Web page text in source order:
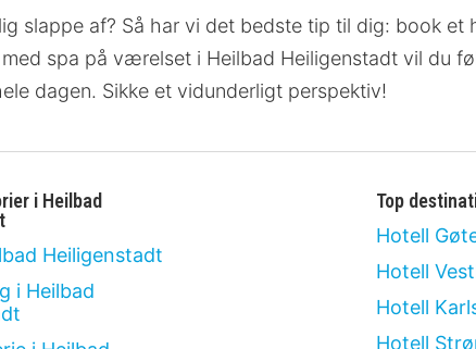
slappe af? Så har vi det bedste tip til dig: book
spa på værelset i Heilbad Heiligenstadt vil du
dagen. Sikke et vidunderligt perspektiv!
i Heilbad
Heiligenstadt
i Heilbad
Top
Hotell
Hotell
Hotell
Hotell